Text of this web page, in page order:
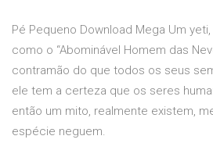
Pé Pequeno Download Mega Um
como o “Abominável Homem das
contramão do que todos os seus
ele tem a certeza que os seres
então um mito, realmente existem,
espécie neguem.